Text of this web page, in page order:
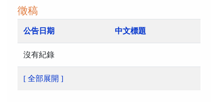
徵稿
公告日期 中文標題
沒有紀錄
[ 全部展開 ]